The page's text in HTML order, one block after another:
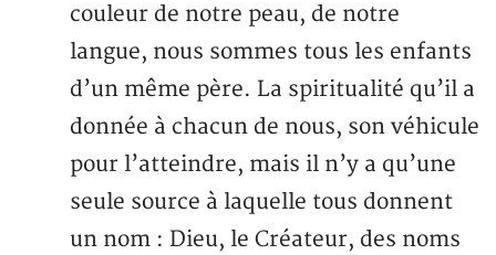
couleur de notre peau, de notre
langue, nous sommes tous les enfants
d’un même père. La spiritualité qu’il a
donnée à chacun de nous, son véhicule
pour l’atteindre, mais il n’y a qu’une
seule source à laquelle tous donnent
un nom : Dieu, le Créateur, des noms